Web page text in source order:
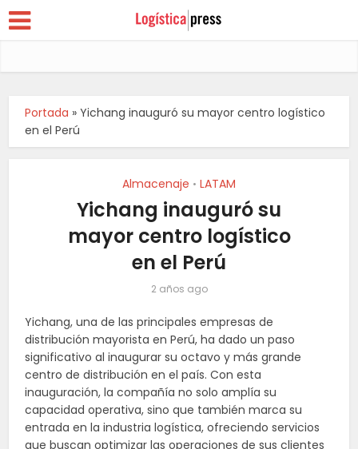
Portada »Yichang inauguró su mayor centro logístico
en el Perú
Almacenaje • LATAM
Yichang inauguró su
mayor centro logístico
en el Perú
2 años ago
Yichang, una de las principales empresas de
distribución mayorista en Perú, ha dado un paso
significativo al inaugurar su octavo y más grande
centro de distribución en el país. Con esta
inauguración, la compañía no solo amplía su
capacidad operativa, sino que también marca su
entrada en la industria logística, ofreciendo servicios
que buscan optimizar las operaciones de sus clientes